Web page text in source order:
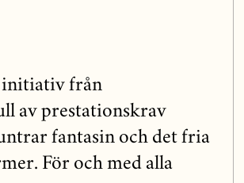
initiativ från
av prestationskrav
fantasin och det fria
För och med alla